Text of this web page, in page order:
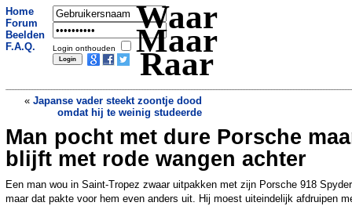
Home
Forum
Beelden
F.A.Q.
Login onthouden
Waar
Maar
Raar
« Japanse vader steekt zoontje dood
omdat hij te weinig studeerde
Tientallen vogels vallen dood uit de
lucht - niemand weet waarom»
Man pocht met dure Porsche
blijft met rode wangen achter
Een man wou in Saint-Tropez zwaar uitpakken met zijn Porsche 918
maar dat pakte voor hem even anders uit. Hij moest uiteindelijk afdruipen